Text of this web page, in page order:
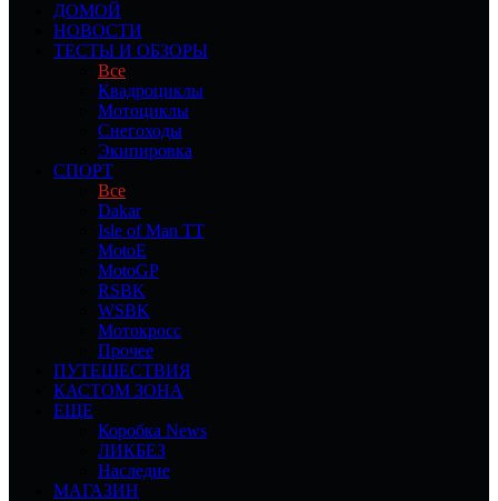
ДОМОЙ
НОВОСТИ
ТЕСТЫ И ОБЗОРЫ
Все
Квадроциклы
Мотоциклы
Снегоходы
Экипировка
СПОРТ
Все
Dakar
Isle of Man TT
MotoE
MotoGP
RSBK
WSBK
Мотокросс
Прочее
ПУТЕШЕСТВИЯ
КАСТОМ ЗОНА
ЕЩЕ
Коробка News
ЛИКБЕЗ
Наследие
МАГАЗИН